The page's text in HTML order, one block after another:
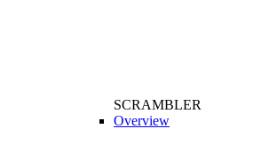
SCRAMBLER
Overview